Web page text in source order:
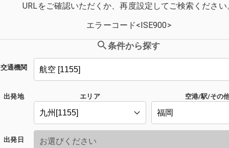
URLをご確認いただくか、再度設定してご検索ください
エラーコード<ISE900>
条件から探す
交通機関
出発地 エリア 空港/駅/その
出発日